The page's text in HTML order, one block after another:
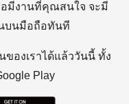
อมีงานที่คุณสนใจ จะมี
บนมือถือทันที
ของเราได้แล้ววันนี้ ทั้ง
Play